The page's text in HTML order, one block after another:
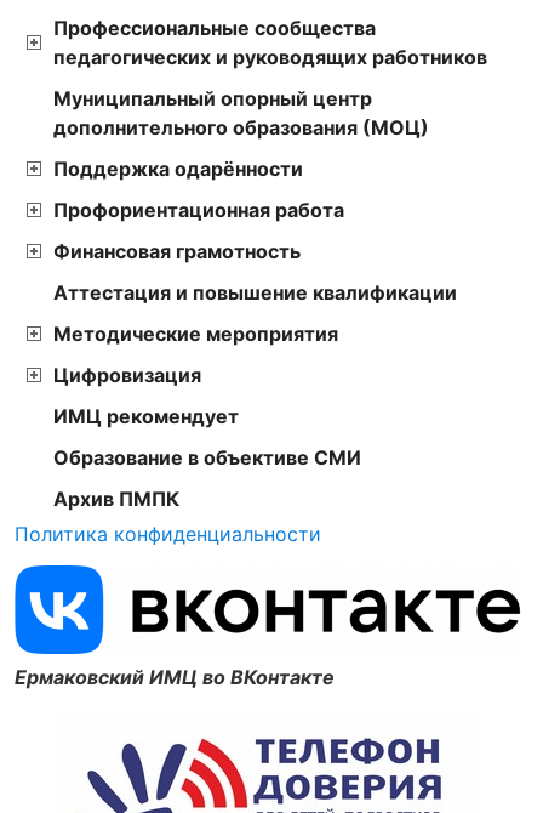
Профессиональные сообщества
педагогических и руководящих работников
Муниципальный опорный центр
дополнительного образования (МОЦ)
Поддержка одарённости
Профориентационная работа
Финансовая грамотность
Аттестация и повышение квалификации
Методические мероприятия
Цифровизация
ИМЦ рекомендует
Образование в объективе СМИ
Архив ПМПК
Политика конфиденциальности
Ермаковский ИМЦ во ВКонтакте